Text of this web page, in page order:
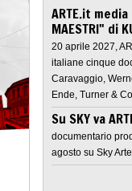
ARTE.it
MAESTRI" di
20 aprile 2027,
italiane cinque
Caravaggio,
Ende, Turner &
Su SKY va
documentario
agosto su Sky Arte